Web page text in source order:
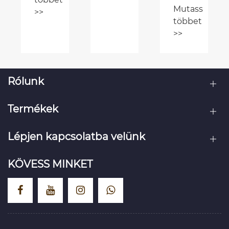
választás
a
Rólunk
Termékek
Lépjen kapcsolatba velünk
KÖVESS MINKET